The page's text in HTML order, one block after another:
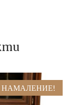
НАМАЛЕНИЕ!